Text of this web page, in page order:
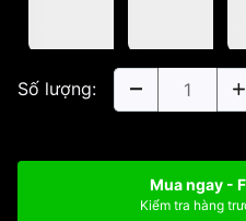
Số lượng:
Mua ngay -
Kiểm tra hàng